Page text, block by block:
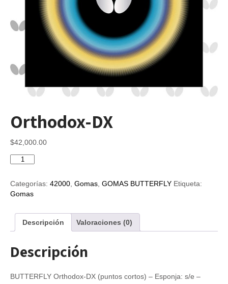
Orthodox-DX
$42,000.00
Orthodox-
Categorías: 42000 Gomas GOMAS BUTTERFLY Etiqueta:
Gomas
Descripción Valoraciones (0)
Descripción
BUTTERFLY Orthodox-DX (puntos cortos) – Esponja: s/e –